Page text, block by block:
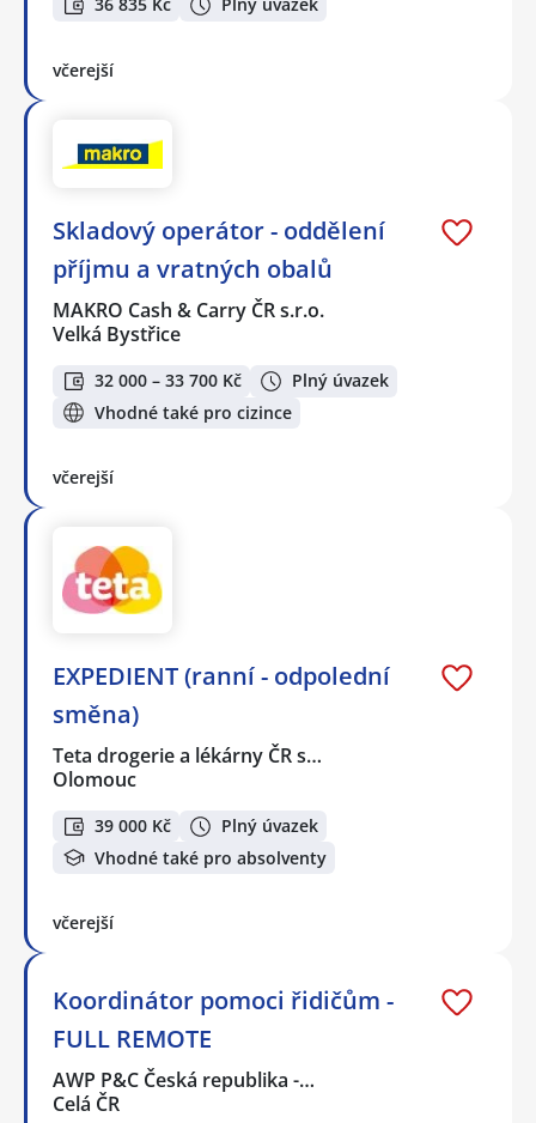
36 835 Kč Plný úvazek
včerejší
Skladový operátor - oddělení
příjmu a vratných obalů
MAKRO Cash & Carry ČR s.r.o.
Velká Bystřice
32 000 – 33 700 Kč
Plný úvazek
Vhodné také pro cizince
včerejší
EXPEDIENT (ranní - odpolední
směna)
Teta drogerie a lékárny ČR s…
Olomouc
39 000 Kč
Plný úvazek
Vhodné také pro absolventy
včerejší
Koordinátor pomoci řidičům -
FULL REMOTE
AWP P&C Česká republika -…
Celá ČR